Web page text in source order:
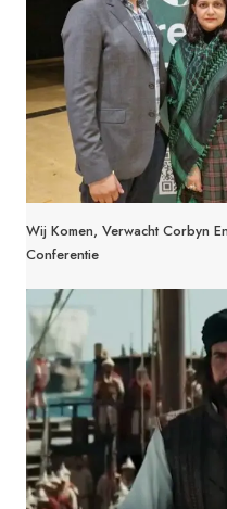
Wij Komen, Verwacht Corbyn
Conferentie